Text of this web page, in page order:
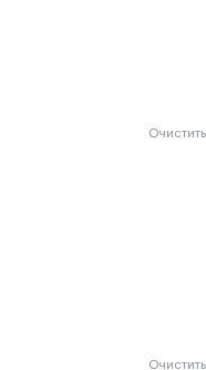
Очистить
Очистить